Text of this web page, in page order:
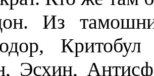
Из
Эсхин,